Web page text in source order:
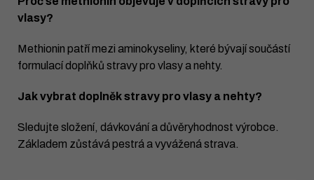
vlasy?
Methionin patří mezi aminokyseliny, které bývají součástí
formulací doplňků stravy pro vlasy a nehty.
Jak vybrat doplněk stravy pro vlasy a nehty?
Sledujte složení, dávkování a důvěryhodnost výrobce.
Základem zůstává pestrá a vyvážená strava.